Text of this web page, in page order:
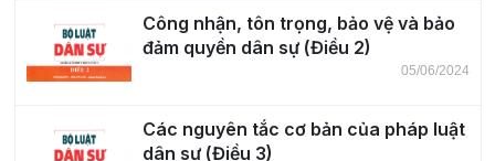
Công nhận, tôn trọng, bảo vệ và bảo
đảm quyền dân sự (Điều 2)
05/06/2024
Các nguyên tắc cơ bản của pháp luật
dân sự (Điều 3)